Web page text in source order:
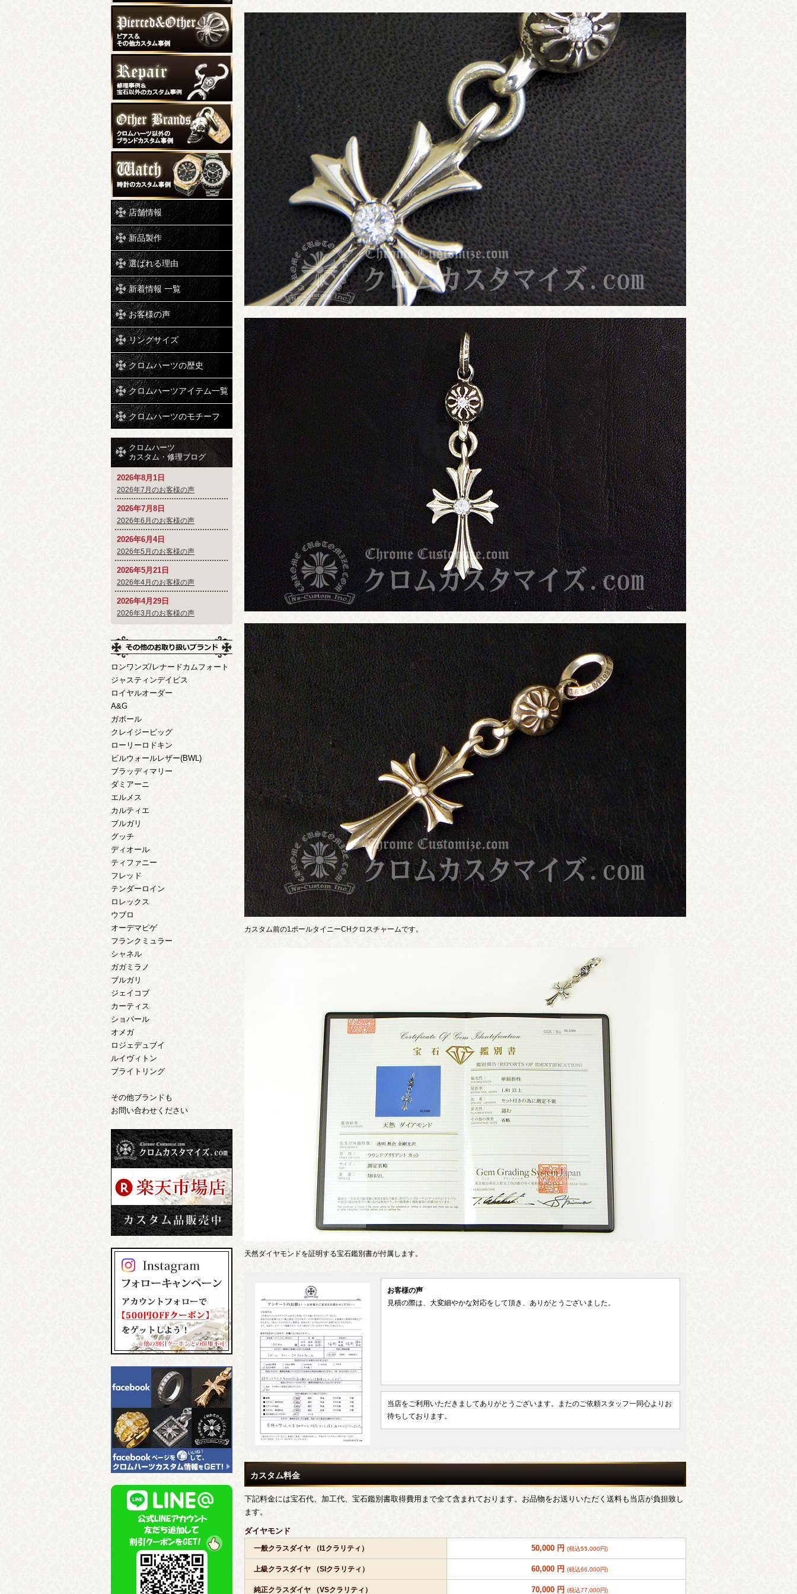
カスタム前の1ボールタイニーCHクロスチャームです。
天然ダイヤモンドを証明する宝石鑑別書が付属します。
お客様の声
見積の際は、大変細やかな対応をして頂き、ありがとうございました。
当店をご利用いただきましてありがとうございます。またのご依頼スタッフ一同心よりお
待ちしております。
カスタム料金
下記料金には宝石代、加工代、宝石鑑別書取得費用まで全て含まれております。お品物をお送りいただく送料も当店が負担致し
ます。
ダイヤモンド
一般クラスダイヤ （I1クラリティ） 50,000 円 (税込55,000円)
上級クラスダイヤ （SIクラリティ） 60,000 円 (税込66,000円)
純正クラスダイヤ （VSクラリティ） 70,000 円 (税込77,000円)
店舗情報
新品製作
選ばれる理由
新着情報 一覧
お客様の声
リングサイズ
クロムハーツの歴史
クロムハーツアイテム一覧
クロムハーツのモチーフ
クロムハーツ
カスタム・修理ブログ
2026年8月1日
2026年7月のお客様の声
2026年7月8日
2026年6月のお客様の声
2026年6月4日
2026年5月のお客様の声
2026年5月21日
2026年4月のお客様の声
2026年4月29日
2026年3月のお客様の声
ロンワンズ/レナードカムフォート
ジャスティンデイビス
ロイヤルオーダー
A&G
ガボール
クレイジーピッグ
ローリーロドキン
ビルウォールレザー(BWL)
ブラッディマリー
ダミアーニ
エルメス
カルティエ
ブルガリ
グッチ
ディオール
ティファニー
フレッド
テンダーロイン
ロレックス
ウブロ
オーデマピゲ
フランクミュラー
シャネル
ガガミラノ
ブルガリ
ジェイコブ
カーティス
ショパール
オメガ
ロジェデュブイ
ルイヴィトン
ブライトリング
その他ブランドも
お問い合わせください